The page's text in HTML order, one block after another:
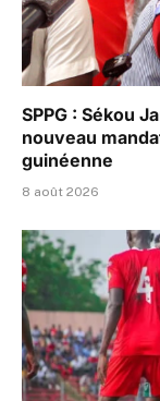
SPPG : Sékou
nouveau
guinéenne
8 août 2026